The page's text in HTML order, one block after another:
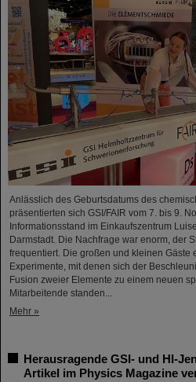
Anlässlich des Geburtsdatums des
präsentierten sich GSI/FAIR vom 7. bis 9.
Informationsstand im Einkaufszentrum
Darmstadt. Die Nachfrage war enorm, der
frequentiert. Die großen und kleinen Gäste
Experimente, mit denen sich der
Fusion zweier Elemente zu einem neuen
Mitarbeitende standen...
Mehr »
Herausragende GSI- und HI-
Artikel im Physics Magazine